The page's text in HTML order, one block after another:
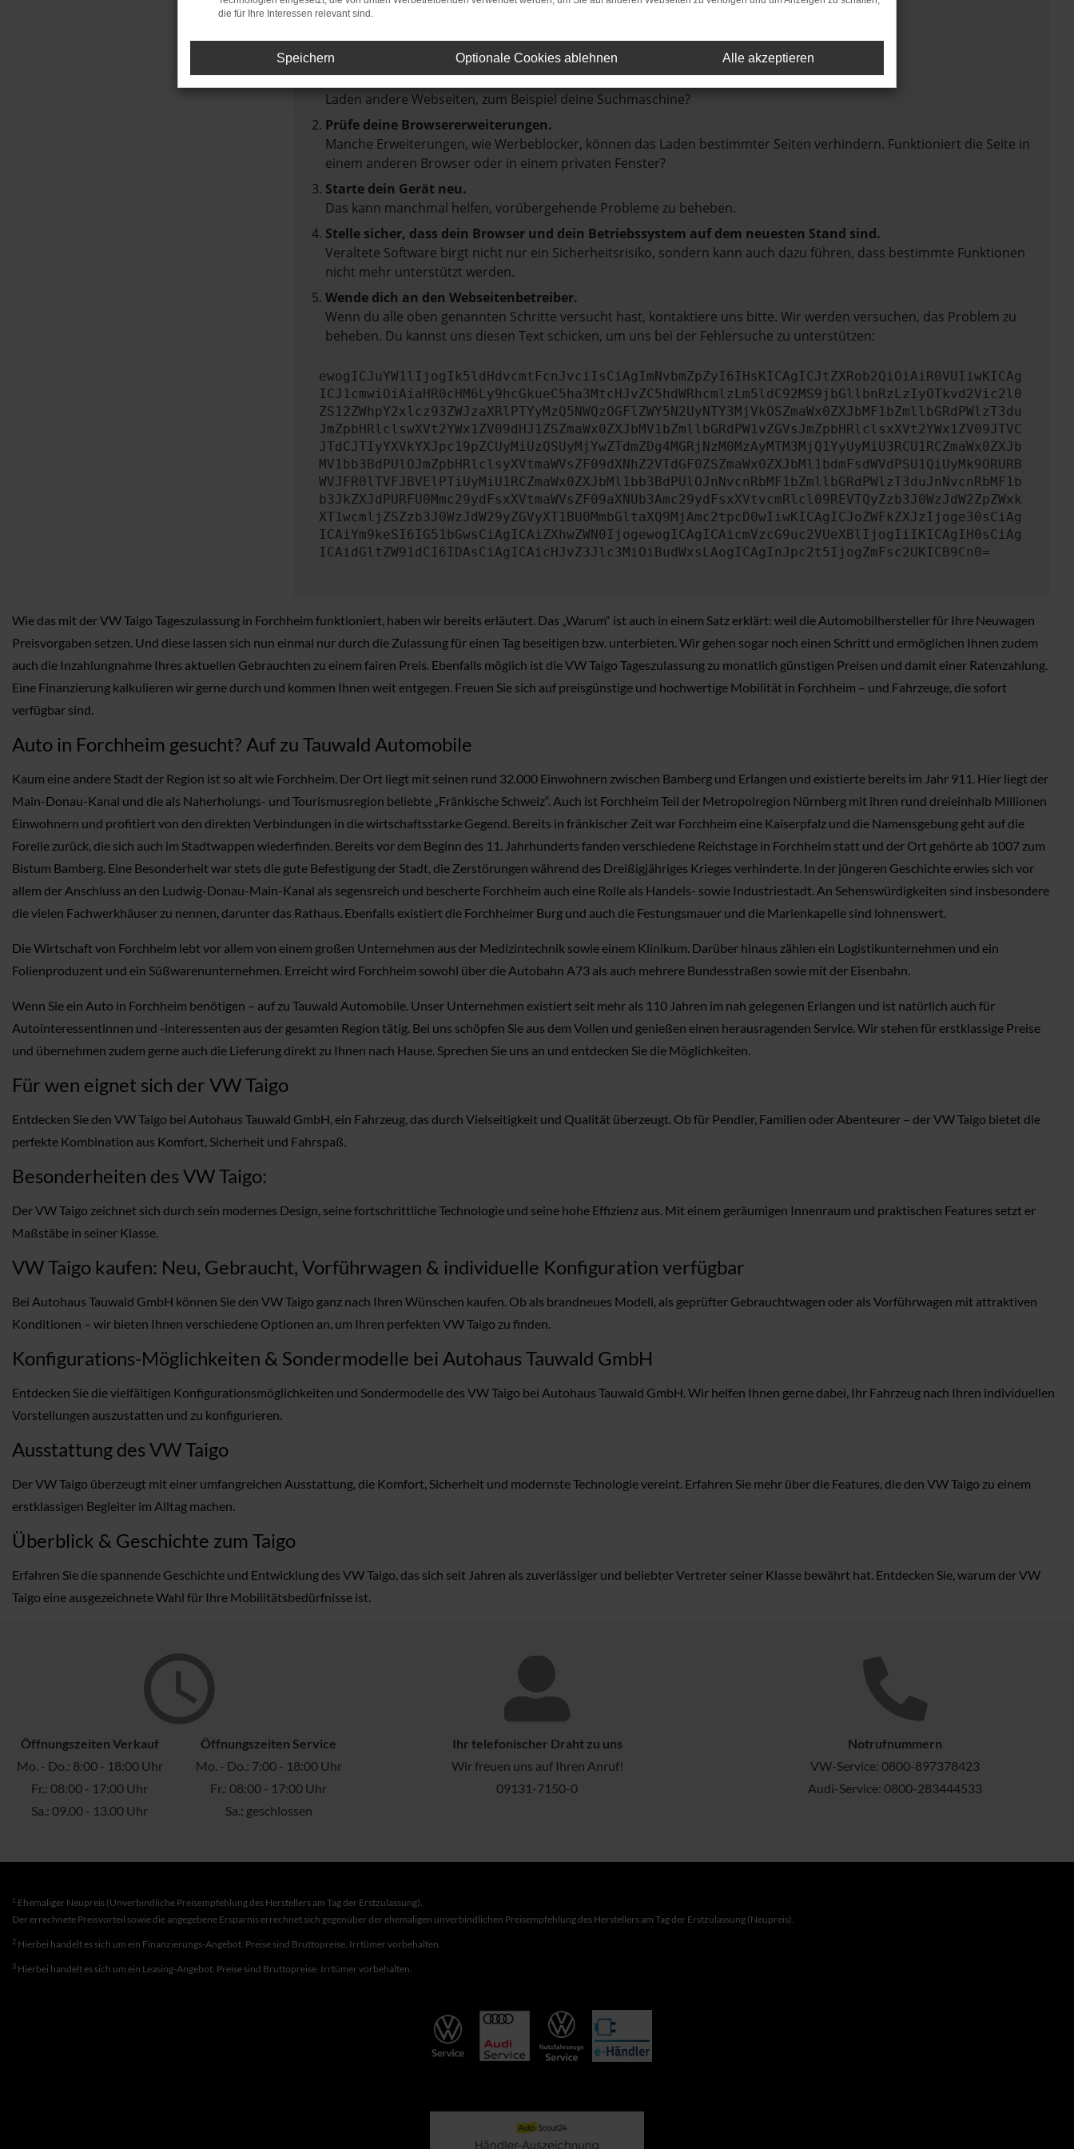
Hier sind ein paar Tipps, die dir helfen können:
Überprüfe deine Firewall und deine Internetverbindung.
Laden andere Webseiten, zum Beispiel deine Suchmaschine?
Prüfe deine Browsererweiterungen.
Manche Erweiterungen, wie Werbeblocker, können das Laden bestimmter Seiten verhindern. Funktioniert die Seite in
einem anderen Browser oder in einem privaten Fenster?
Starte dein Gerät neu.
Das kann manchmal helfen, vorübergehende Probleme zu beheben.
Stelle sicher, dass dein Browser und dein Betriebssystem auf dem neuesten Stand sind.
Veraltete Software birgt nicht nur ein Sicherheitsrisiko, sondern kann auch dazu führen, dass bestimmte Funktionen
nicht mehr unterstützt werden.
Wende dich an den Webseitenbetreiber.
Wenn du alle oben genannten Schritte versucht hast, kontaktiere uns bitte. Wir werden versuchen, das Problem zu
beheben. Du kannst uns diesen Text schicken, um uns bei der Fehlersuche zu unterstützen:
ewogICJuYW1lIjogIk5ldHdvcmtFcnJvciIsCiAgImNvbmZpZyI6IHsKICAgICJtZXRob2QiOiAiR0VUIiwKICAg
ICJ1cmwiOiAiaHR0cHM6Ly9hcGkueC5ha3MtcHJvZC5hdWRhcmlzLm5ldC92MS9jbGllbnRzLzIyOTkvd2Vic2l0
ZS12ZWhpY2xlcz93ZWJzaXRlPTYyMzQ5NWQzOGFlZWY5N2UyNTY3MjVkOSZmaWx0ZXJbMF1bZmllbGRdPWlzT3du
JmZpbHRlclswXVt2YWx1ZV09dHJ1ZSZmaWx0ZXJbMV1bZmllbGRdPW1vZGVsJmZpbHRlclsxXVt2YWx1ZV09JTVC
JTdCJTIyYXVkYXJpc19pZCUyMiUzQSUyMjYwZTdmZDg4MGRjNzM0MzAyMTM3MjQ1YyUyMiU3RCU1RCZmaWx0ZXJb
MV1bb3BdPUlOJmZpbHRlclsyXVtmaWVsZF09dXNhZ2VTdGF0ZSZmaWx0ZXJbMl1bdmFsdWVdPSU1QiUyMk9ORURB
WVJFR0lTVFJBVElPTiUyMiU1RCZmaWx0ZXJbMl1bb3BdPUlOJnNvcnRbMF1bZmllbGRdPWlzT3duJnNvcnRbMF1b
b3JkZXJdPURFU0Mmc29ydFsxXVtmaWVsZF09aXNUb3Amc29ydFsxXVtvcmRlcl09REVTQyZzb3J0WzJdW2ZpZWxk
XT1wcmljZSZzb3J0WzJdW29yZGVyXT1BU0MmbGltaXQ9MjAmc2tpcD0wIiwKICAgICJoZWFkZXJzIjoge30sCiAg
ICAiYm9keSI6IG51bGwsCiAgICAiZXhwZWN0IjogewogICAgICAicmVzcG9uc2VUeXBlIjogIiIKICAgIH0sCiAg
ICAidGltZW91dCI6IDAsCiAgICAicHJvZ3Jlc3MiOiBudWxsLAogICAgInJpc2t5IjogZmFsc2UKICB9Cn0=
Wie das mit der VW Taigo Tageszulassung in Forchheim funktioniert, haben wir bereits erläutert. Das „Warum“ ist auch in einem Satz erklärt: weil die Automobilhersteller für Ihre Neuwagen
Preisvorgaben setzen. Und diese lassen sich nun einmal nur durch die Zulassung für einen Tag beseitigen bzw. unterbieten. Wir gehen sogar noch einen Schritt und ermöglichen Ihnen zudem
auch die Inzahlungnahme Ihres aktuellen Gebrauchten zu einem fairen Preis. Ebenfalls möglich ist die VW Taigo Tageszulassung zu monatlich günstigen Preisen und damit einer Ratenzahlung.
Eine Finanzierung kalkulieren wir gerne durch und kommen Ihnen weit entgegen. Freuen Sie sich auf preisgünstige und hochwertige Mobilität in Forchheim – und Fahrzeuge, die sofort
verfügbar sind.
Auto in Forchheim gesucht? Auf zu Tauwald Automobile
Kaum eine andere Stadt der Region ist so alt wie Forchheim. Der Ort liegt mit seinen rund 32.000 Einwohnern zwischen Bamberg und Erlangen und existierte bereits im Jahr 911. Hier liegt der
Main-Donau-Kanal und die als Naherholungs- und Tourismusregion beliebte „Fränkische Schweiz“. Auch ist Forchheim Teil der Metropolregion Nürnberg mit ihren rund dreieinhalb Millionen
Einwohnern und profitiert von den direkten Verbindungen in die wirtschaftsstarke Gegend. Bereits in fränkischer Zeit war Forchheim eine Kaiserpfalz und die Namensgebung geht auf die
Forelle zurück, die sich auch im Stadtwappen wiederfinden. Bereits vor dem Beginn des 11. Jahrhunderts fanden verschiedene Reichstage in Forchheim statt und der Ort gehörte ab 1007 zum
Bistum Bamberg. Eine Besonderheit war stets die gute Befestigung der Stadt, die Zerstörungen während des Dreißigjähriges Krieges verhinderte. In der jüngeren Geschichte erwies sich vor
allem der Anschluss an den Ludwig-Donau-Main-Kanal als segensreich und bescherte Forchheim auch eine Rolle als Handels- sowie Industriestadt. An Sehenswürdigkeiten sind insbesondere
die vielen Fachwerkhäuser zu nennen, darunter das Rathaus. Ebenfalls existiert die Forchheimer Burg und auch die Festungsmauer und die Marienkapelle sind lohnenswert.
Die Wirtschaft von Forchheim lebt vor allem von einem großen Unternehmen aus der Medizintechnik sowie einem Klinikum. Darüber hinaus zählen ein Logistikunternehmen und ein
Folienproduzent und ein Süßwarenunternehmen. Erreicht wird Forchheim sowohl über die Autobahn A73 als auch mehrere Bundesstraßen sowie mit der Eisenbahn.
Wenn Sie ein Auto in Forchheim benötigen – auf zu Tauwald Automobile. Unser Unternehmen existiert seit mehr als 110 Jahren im nah gelegenen Erlangen und ist natürlich auch für
Autointeressentinnen und -interessenten aus der gesamten Region tätig. Bei uns schöpfen Sie aus dem Vollen und genießen einen herausragenden Service. Wir stehen für erstklassige Preise
und übernehmen zudem gerne auch die Lieferung direkt zu Ihnen nach Hause. Sprechen Sie uns an und entdecken Sie die Möglichkeiten.
Für wen eignet sich der VW Taigo
Entdecken Sie den VW Taigo bei Autohaus Tauwald GmbH, ein Fahrzeug, das durch Vielseitigkeit und Qualität überzeugt. Ob für Pendler, Familien oder Abenteurer – der VW Taigo bietet die
perfekte Kombination aus Komfort, Sicherheit und Fahrspaß.
Besonderheiten des VW Taigo:
Der VW Taigo zeichnet sich durch sein modernes Design, seine fortschrittliche Technologie und seine hohe Effizienz aus. Mit einem geräumigen Innenraum und praktischen Features setzt er
Maßstäbe in seiner Klasse.
VW Taigo kaufen: Neu, Gebraucht, Vorführwagen & individuelle Konfiguration verfügbar
Bei Autohaus Tauwald GmbH können Sie den VW Taigo ganz nach Ihren Wünschen kaufen. Ob als brandneues Modell, als geprüfter Gebrauchtwagen oder als Vorführwagen mit attraktiven
Konditionen – wir bieten Ihnen verschiedene Optionen an, um Ihren perfekten VW Taigo zu finden.
Konfigurations-Möglichkeiten & Sondermodelle bei Autohaus Tauwald GmbH
Entdecken Sie die vielfältigen Konfigurationsmöglichkeiten und Sondermodelle des VW Taigo bei Autohaus Tauwald GmbH. Wir helfen Ihnen gerne dabei, Ihr Fahrzeug nach Ihren individuellen
Vorstellungen auszustatten und zu konfigurieren.
Ausstattung des VW Taigo
Der VW Taigo überzeugt mit einer umfangreichen Ausstattung, die Komfort, Sicherheit und modernste Technologie vereint. Erfahren Sie mehr über die Features, die den VW Taigo zu einem
erstklassigen Begleiter im Alltag machen.
Überblick & Geschichte zum Taigo
Erfahren Sie die spannende Geschichte und Entwicklung des VW Taigo, das sich seit Jahren als zuverlässiger und beliebter Vertreter seiner Klasse bewährt hat. Entdecken Sie, warum der VW
Taigo eine ausgezeichnete Wahl für Ihre Mobilitätsbedürfnisse ist.
Öffnungszeiten Verkauf
Mo. - Do.: 8:00 - 18:00 Uhr
Fr.: 08:00 - 17:00 Uhr
Sa.: 09.00 - 13.00 Uhr
Öffnungszeiten Service
Mo. - Do.: 7:00 - 18:00 Uhr
Fr.: 08:00 - 17:00 Uhr
Sa.: geschlossen
Ihr telefonischer Draht zu uns
Wir freuen uns auf Ihren Anruf!
09131-7150-0
Notrufnummern
VW-Service: 0800-897378423
Audi-Service: 0800-283444533
1 Ehemaliger Neupreis (Unverbindliche Preisempfehlung des Herstellers am Tag der Erstzulassung).
Der errechnete Preisvorteil sowie die angegebene Ersparnis errechnet sich gegenüber der ehemaligen unverbindlichen Preisempfehlung des Herstellers am Tag der Erstzulassung (Neupreis).
2 Hierbei handelt es sich um ein Finanzierungs-Angebot. Preise sind Bruttopreise. Irrtümer vorbehalten.
3 Hierbei handelt es sich um ein Leasing-Angebot. Preise sind Bruttopreise. Irrtümer vorbehalten.
die für Ihre Interessen relevant sind.
Speichern Optionale Cookies ablehnen Alle akzeptieren